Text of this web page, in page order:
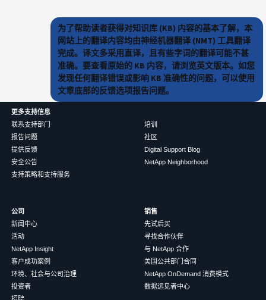
为了帮助读者获得对知识库 (KB) 内容的基本了解，本
网站上的翻译内容均由神经机器翻译 (NMT) 工具翻译
完成。译文多采用直译，且有些字词的翻译可能不甚
准确。要查看原始的 KB 内容，请浏览英文版本。如您
发现任何翻译错误或影响 KB 准确性的问题，可以使用
文章底部的反馈选项报告问题。
更多支持信息
联系支持部门
报告问题
提供反馈
安全公告
支持策略和支持服务
培训
社区
Digital Support Blog
NetApp Neighborhood
公司
新闻中心
活动
NetApp Insight
客户成功案例
环境、社会与公司治理
投资者
销售
先试后买
寻找合作伙伴
与 NetApp 合作
美国公共部门合同
NetApp OnDemand 消费模式
数据远见者中心